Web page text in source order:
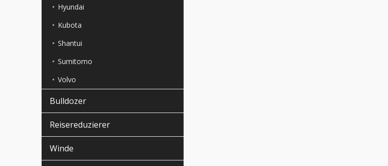
Hyundai
Kubota
Shantui
Sumitomo
Volvo
Bulldozer
Reisereduzierer
Winde